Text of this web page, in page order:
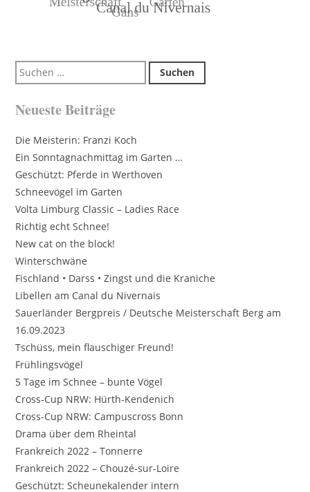
Suchen
nach:
Neueste Beiträge
Die Meisterin: Franzi Koch
Ein Sonntagnachmittag im Garten …
Geschützt: Pferde in Werthoven
Schneevögel im Garten
Volta Limburg Classic – Ladies Race
Richtig echt Schnee!
New cat on the block!
Winterschwäne
Fischland • Darss • Zingst und die Kraniche
Libellen am Canal du Nivernais
Sauerländer Bergpreis / Deutsche Meisterschaft Berg am
16.09.2023
Tschüss, mein flauschiger Freund!
Frühlingsvögel
5 Tage im Schnee – bunte Vögel
Cross-Cup NRW: Hürth-Kendenich
Cross-Cup NRW: Campuscross Bonn
Drama über dem Rheintal
Frankreich 2022 – Tonnerre
Frankreich 2022 – Chouzé-sur-Loire
Geschützt: Scheunekalender intern